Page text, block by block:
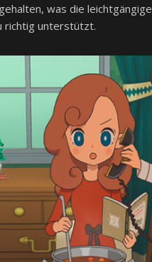
was die
richtig unterstützt.